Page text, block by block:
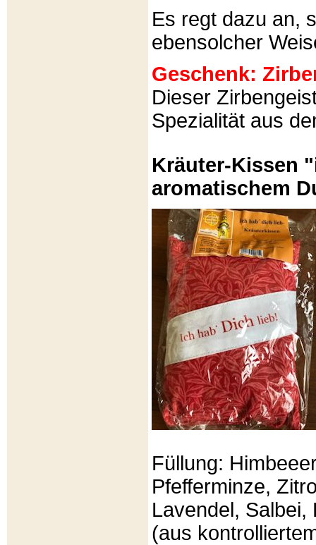
Es regt dazu an,
ebensolcher
Geschenk:
Dieser
Spezialität aus
Kräuter-Kissen
aromatischem
Füllung:
Pfefferminze,
Lavendel, Salbei,
(aus